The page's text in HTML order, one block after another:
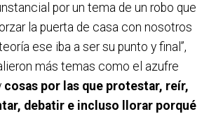
por un tema de un robo que
la puerta de casa con nosotros
ese iba a ser su punto y final”,
más temas como el azufre
cosas por las que protestar, reír,
debatir e incluso llorar porqué